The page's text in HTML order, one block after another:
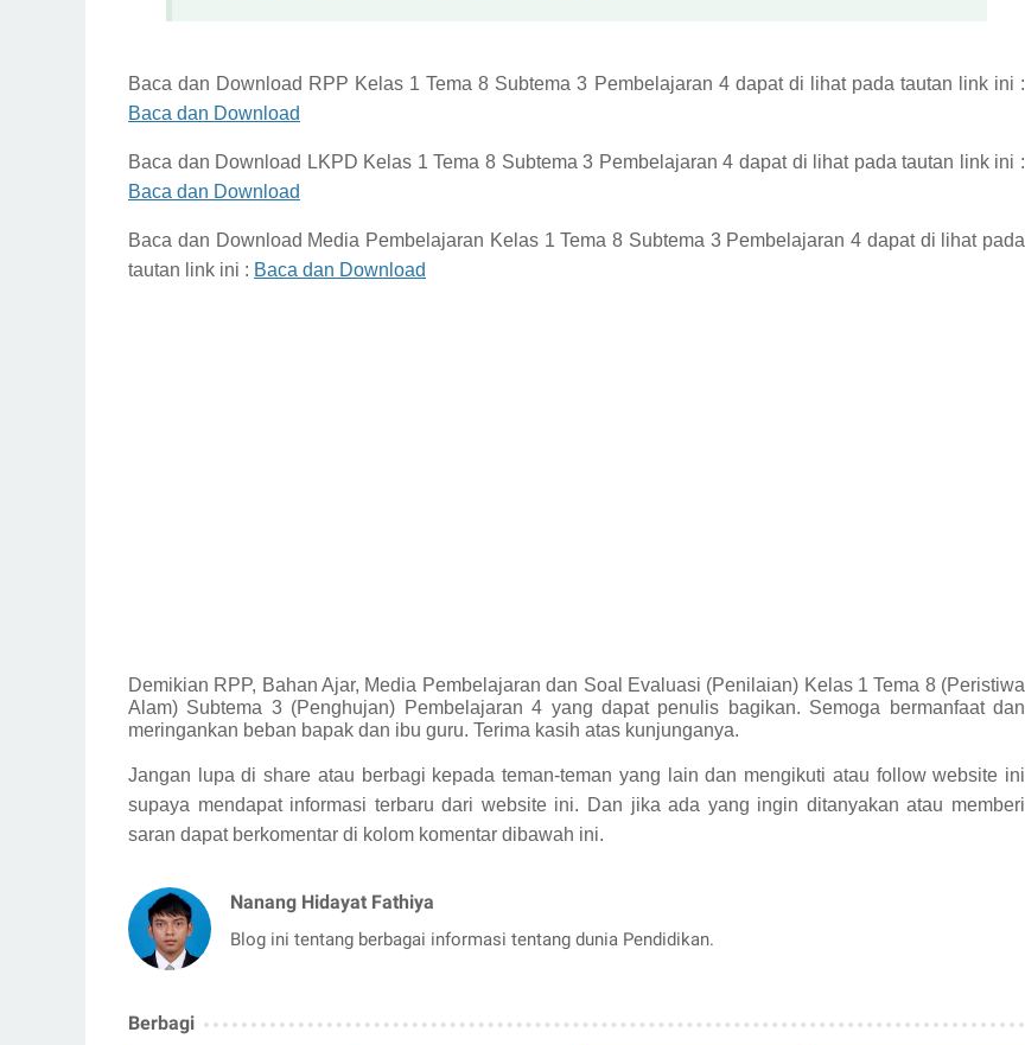
Baca dan Download RPP Kelas 1 Tema 8 Subtema 3 Pembelajaran 4 dapat di lihat pada tautan link ini :
Baca dan Download
Baca dan Download LKPD Kelas 1 Tema 8 Subtema 3 Pembelajaran 4 dapat di lihat pada tautan link ini :
Baca dan Download
Baca dan Download Media Pembelajaran Kelas 1 Tema 8 Subtema 3 Pembelajaran 4 dapat di lihat pada
tautan link ini : Baca dan Download
Demikian RPP, Bahan Ajar, Media Pembelajaran dan Soal Evaluasi (Penilaian) Kelas 1 Tema 8 (Peristiwa
Alam) Subtema 3 (Penghujan) Pembelajaran 4 yang dapat penulis bagikan. Semoga bermanfaat dan
meringankan beban bapak dan ibu guru. Terima kasih atas kunjunganya.
Jangan lupa di share atau berbagi kepada teman-teman yang lain dan mengikuti atau follow website ini
supaya mendapat informasi terbaru dari website ini. Dan jika ada yang ingin ditanyakan atau memberi
saran dapat berkomentar di kolom komentar dibawah ini.
Nanang Hidayat Fathiya
Blog ini tentang berbagai informasi tentang dunia Pendidikan.
Berbagi